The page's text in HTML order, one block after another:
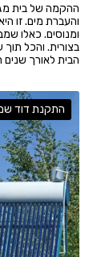
ההקמה של בית
והעברת מים. זו
ומנוסים. כאלו
בצורית. והכל
הבית לאורך שנים
התקנת דוד